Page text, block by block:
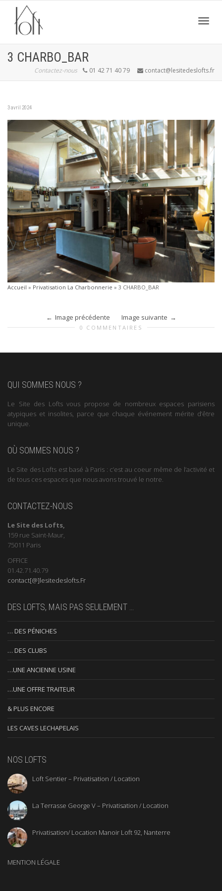
3 CHARBO_BAR
Contactez-nous 01 42 71 40 79 contact@lesitedeslofts.fr
3 avril 2024
Accueil » Privatisation La Charbonnerie » 3 CHARBO_BAR
Image précédente Image suivante
0 COMMENTAIRES
QUI SOMMES NOUS ?
Le Site des Lofts vous propose de nombreux espaces parisiens
atypiques et insolites, parce que chaque événement mérite d’être
unique.
OÙ SOMMES NOUS ?
Le Site des Lofts est basé à Paris : c’est au coeur même de l’activité et
de tous ces espaces que nous avons trouvé le notre.
CONTACTEZ-NOUS
Le Site des Lofts,
159 rue Saint-Maur,
75011 Paris
OFFICE
01.42.71.40.79
contact[@]lesitedeslofts.Fr
DES LOFTS, MAIS PAS SEULEMENT …
… DES PÉNICHES
… DES CLUBS
…UNE ANCIENNE USINE
…UNE OFFRE TRAITEUR
& PLUS ENCORE
LES CAVES LECHAPELAIS
NOS LOFTS
Loft Sentier – Privatisation / Location
La Terrasse George V – Privatisation / Location
Privatisation/ Location Manoir Loft 92, Nanterre
MENTION LÉGALE